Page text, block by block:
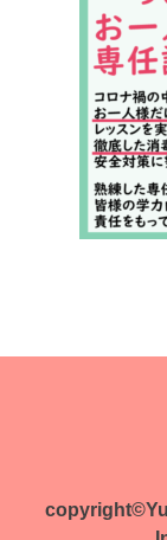
稿
ゲ